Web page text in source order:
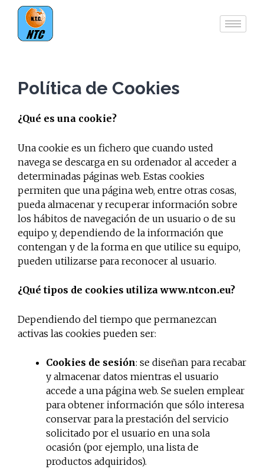
contenido
Política de Cookies
¿Qué es una cookie?
Una cookie es un fichero que cuando usted
navega se descarga en su ordenador al acceder a
determinadas páginas web. Estas cookies
permiten que una página web, entre otras cosas,
pueda almacenar y recuperar información sobre
los hábitos de navegación de un usuario o de su
equipo y, dependiendo de la información que
contengan y de la forma en que utilice su equipo,
pueden utilizarse para reconocer al usuario.
¿Qué tipos de cookies utiliza www.ntcon.eu?
Dependiendo del tiempo que permanezcan
activas las cookies pueden ser:
Cookies de sesión: se diseñan para recabar
y almacenar datos mientras el usuario
accede a una página web. Se suelen emplear
para obtener información que sólo interesa
conservar para la prestación del servicio
solicitado por el usuario en una sola
ocasión (por ejemplo, una lista de
productos adquiridos).